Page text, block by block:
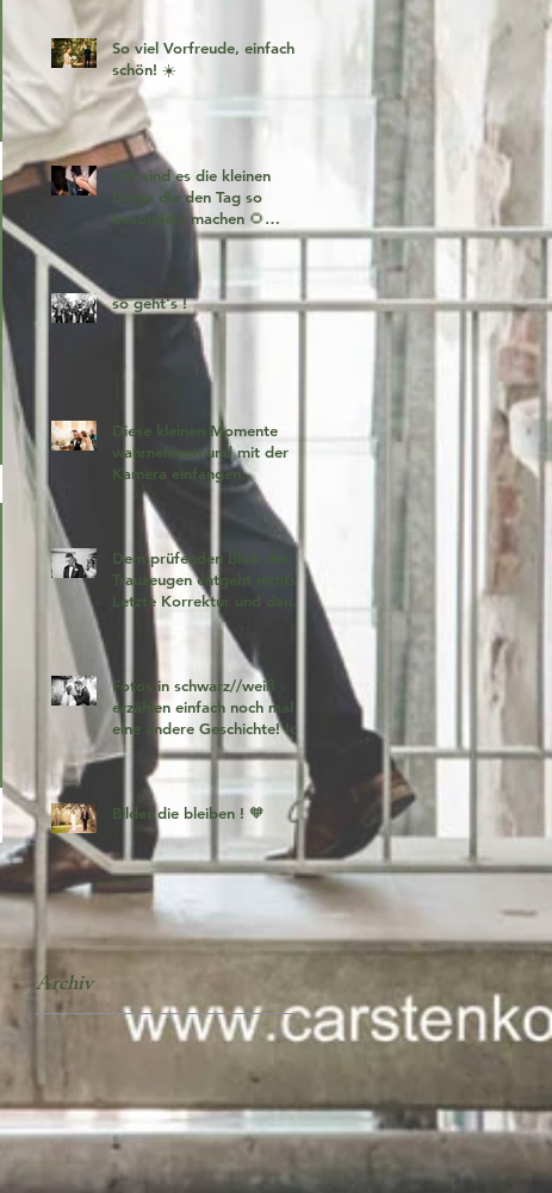
So viel Vorfreude, einfach
schön! ☀️
Oft sind es die kleinen
Dinge die den Tag so
besonders machen 🌻
Fotogeschichten zum
verlieben 🧡
so geht's !
Diese kleinen Momente
wahrnehmen und mit der
Kamera einfangen.
Dem prüfenden Blick des
Trauzeugen entgeht nichts!
Letzte Korrektur und dann
geht es los!
Fotos in schwarz//weiß
erzählen einfach noch mal
eine andere Geschichte! Ich
liebe es 🧡
Bilder die bleiben ! 🧡
Archiv